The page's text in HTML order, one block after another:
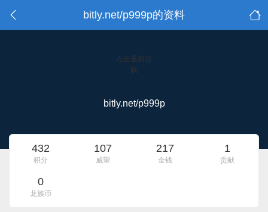
bitly.net/p999p的资料
点击重新加
载
bitly.net/p999p
432
积分
107
威望
217
金钱
1
贡献
0
龙族币